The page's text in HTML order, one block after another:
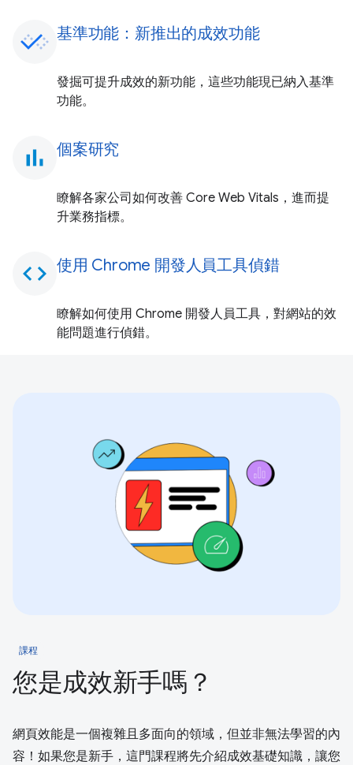
基準功能：新推出的成效功能
發掘可提升成效的新功能，這些功能現已納入基準
功能。
bar_chart 個案研究
瞭解各家公司如何改善 Core Web Vitals，進而提
升業務指標。
code 使用 Chrome 開發人員工具偵錯
瞭解如何使用 Chrome 開發人員工具，對網站的效
能問題進行偵錯。
課程
您是成效新手嗎？
網頁效能是一個複雜且多面向的領域，但並非無法學習的內
容！如果您是新手，這門課程將先介紹成效基礎知識，讓您